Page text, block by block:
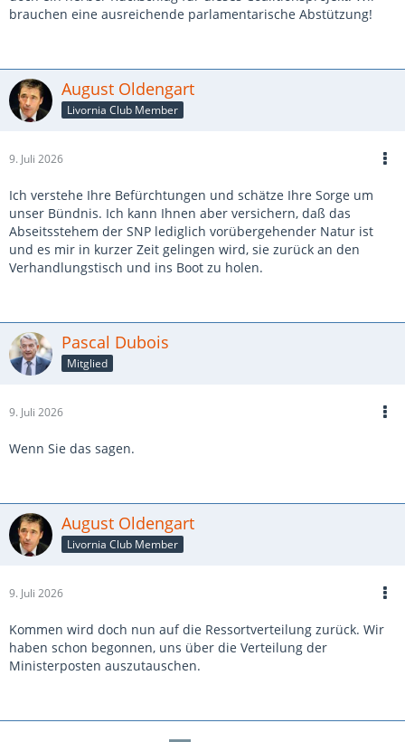
brauchen eine ausreichende parlamentarische Abstützung!
August Oldengart
Livornia Club Member
9. Juli 2026
Ich verstehe Ihre Befürchtungen und schätze Ihre Sorge um
unser Bündnis. Ich kann Ihnen aber versichern, daß das
Abseitsstehem der SNP lediglich vorübergehender Natur ist
und es mir in kurzer Zeit gelingen wird, sie zurück an den
Verhandlungstisch und ins Boot zu holen.
Pascal Dubois
Mitglied
9. Juli 2026
Wenn Sie das sagen.
August Oldengart
Livornia Club Member
9. Juli 2026
Kommen wird doch nun auf die Ressortverteilung zurück. Wir
haben schon begonnen, uns über die Verteilung der
Ministerposten auszutauschen.